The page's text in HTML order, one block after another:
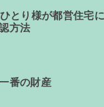
とり様が都営住宅
方法
番の財産